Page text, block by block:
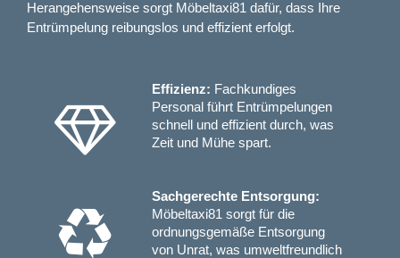
Herangehensweise sorgt Möbeltaxi81 dafür, dass Ihre
Entrümpelung reibungslos und effizient erfolgt.
Effizienz: Fachkundiges
Personal führt Entrümpelungen
schnell und effizient durch, was
Zeit und Mühe spart.
Sachgerechte Entsorgung:
Möbeltaxi81 sorgt für die
ordnungsgemäße Entsorgung
von Unrat, was umweltfreundlich